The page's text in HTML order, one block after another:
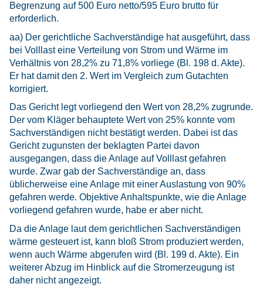
Begrenzung auf 500 Euro netto/595 Euro brutto für
erforderlich.
aa) Der gerichtliche Sachverständige hat ausgeführt, dass
bei Volllast eine Verteilung von Strom und Wärme im
Verhältnis von 28,2% zu 71,8% vorliege (Bl. 198 d. Akte).
Er hat damit den 2. Wert im Vergleich zum Gutachten
korrigiert.
Das Gericht legt vorliegend den Wert von 28,2% zugrunde.
Der vom Kläger behauptete Wert von 25% konnte vom
Sachverständigen nicht bestätigt werden. Dabei ist das
Gericht zugunsten der beklagten Partei davon
ausgegangen, dass die Anlage auf Volllast gefahren
wurde. Zwar gab der Sachverständige an, dass
üblicherweise eine Anlage mit einer Auslastung von 90%
gefahren werde. Objektive Anhaltspunkte, wie die Anlage
vorliegend gefahren wurde, habe er aber nicht.
Da die Anlage laut dem gerichtlichen Sachverständigen
wärme gesteuert ist, kann bloß Strom produziert werden,
wenn auch Wärme abgerufen wird (Bl. 199 d. Akte). Ein
weiterer Abzug im Hinblick auf die Stromerzeugung ist
daher nicht angezeigt.